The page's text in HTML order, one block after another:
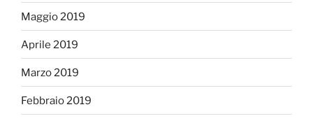
Maggio 2019
Aprile 2019
Marzo 2019
Febbraio 2019